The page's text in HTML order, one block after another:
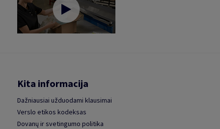
Kita informacija
Dažniausiai užduodami klausimai
Verslo etikos kodeksas
Dovanų ir svetingumo politika